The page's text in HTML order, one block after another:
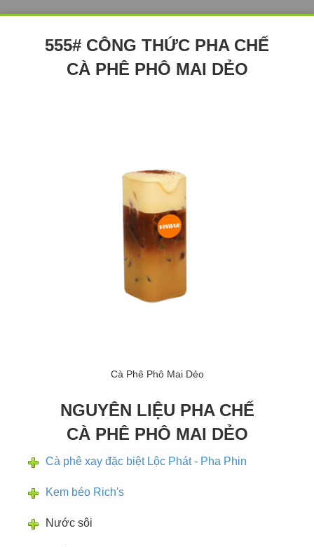
555# CÔNG THỨC PHA CHẾ
CÀ PHÊ PHÔ MAI DẺO
Cà Phê Phô Mai Dẻo
NGUYÊN LIỆU PHA CHẾ
CÀ PHÊ PHÔ MAI DẺO
Cà phê xay đặc biệt Lộc Phát - Pha Phin
Kem béo Rich's
Nước sôi